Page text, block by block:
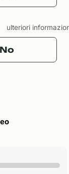
ulteriori
No